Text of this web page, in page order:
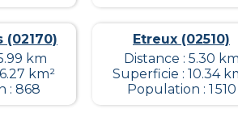
(02170)
km
km²
: 868
Etreux (02510)
Distance : 5.30 km
Superficie : 10.34
Population : 1 510